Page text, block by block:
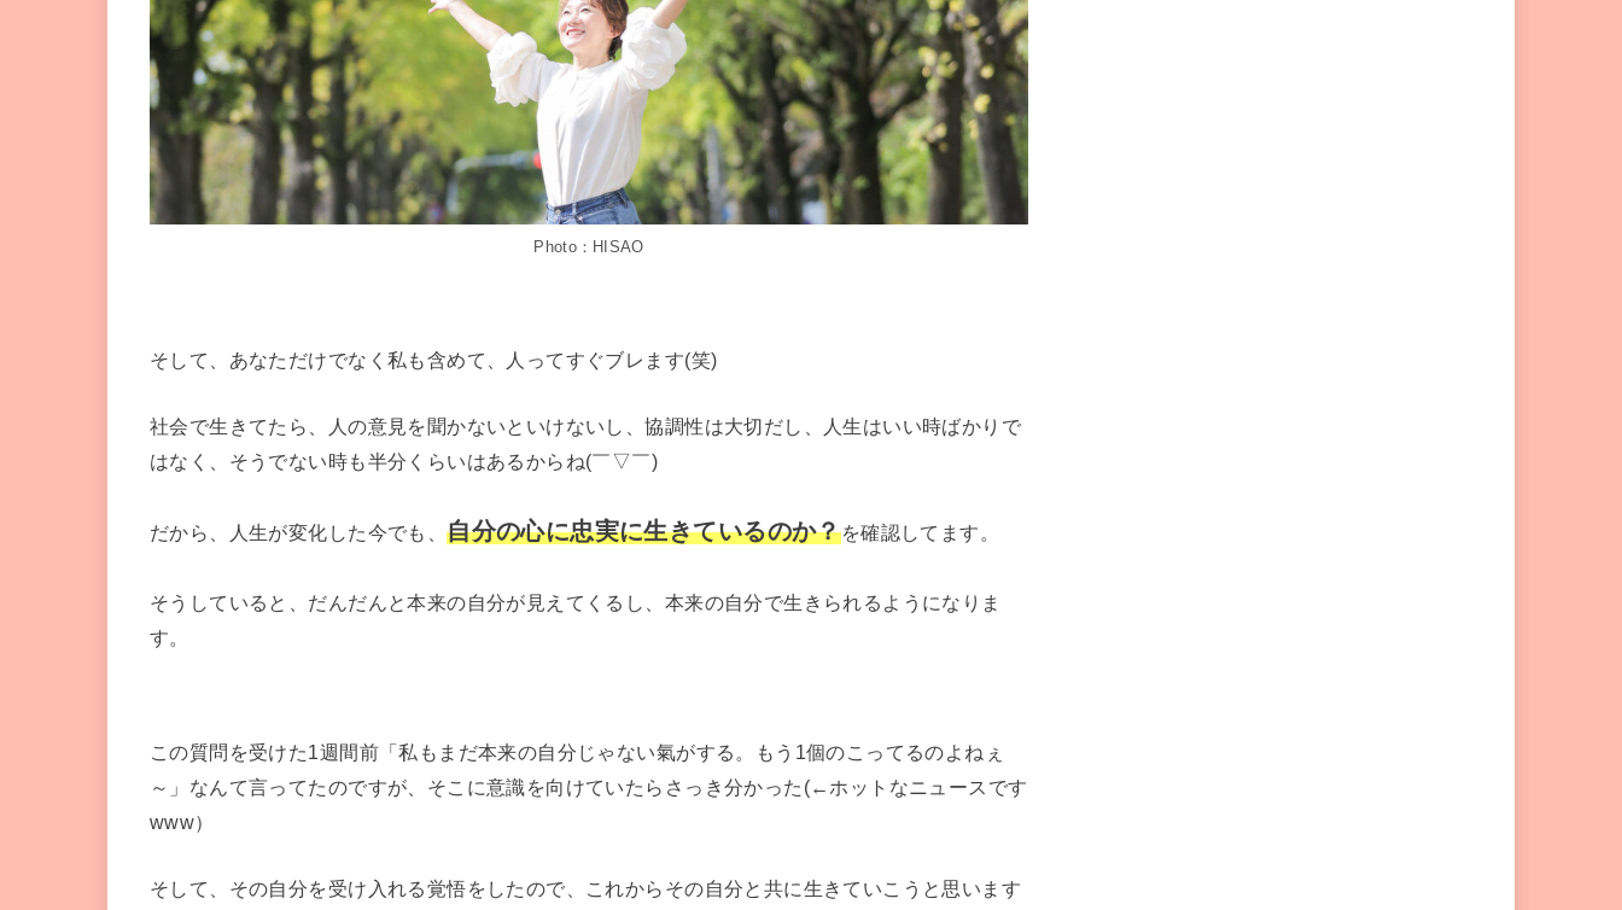
Photo：HISAO
そして、あなただけでなく私も含めて、人ってすぐブレます(笑)
社会で生きてたら、人の意見を聞かないといけないし、協調性は大切だし、人生はいい時ばかりで
はなく、そうでない時も半分くらいはあるからね(￣▽￣)
だから、人生が変化した今でも、自分の心に忠実に生きているのか？を確認してます。
そうしていると、だんだんと本来の自分が見えてくるし、本来の自分で生きられるようになりま
す。
この質問を受けた1週間前「私もまだ本来の自分じゃない氣がする。もう1個のこってるのよねぇ
～」なんて言ってたのですが、そこに意識を向けていたらさっき分かった(←ホットなニュースです
www）
そして、その自分を受け入れる覚悟をしたので、これからその自分と共に生きていこうと思います